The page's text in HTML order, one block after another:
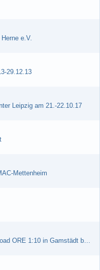
e.V.
29.12.13
Leipzig am 21.-22.10.17
Mettenheim
Sportkreismeisterschaft Elektro Offroad ORE 1:10 in Gamstädt bei Erfurt, Outdoor mit Indoor Ausweichmöglichkeit!!!